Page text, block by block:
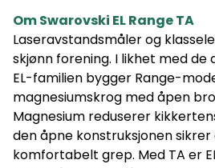
Om Swarovski EL Range TA
Laseravstandsmåler og
skjønn forening. I likhet med de
EL-familien bygger Range-
magnesiumskrog med åpen
Magnesium reduserer
den åpne konstruksjonen
komfortabelt grep. Med TA er